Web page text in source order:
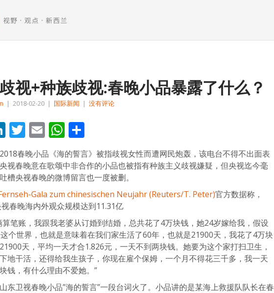
视+种族歧视:春晚小品暴露了什么？
| 2018-02-20 | 国际新闻 | 没有评论
LinkedIn
Twitter
EmailWhatsApp
享
春晚小品《海的誓言》被指歧视女性而遭网民炮轰，该电台不得不出面表
视春晚意在歌颂中非合作的小品也被指有种族主义歧视嫌疑，但央视迄今毫
槽央视春晚的微博留言也一度被删。
官方数据称，
春晚海内外观众规模达到11.31亿
算笔账，我跟我老婆从订婚到结婚，总共花了4万块钱，她24岁嫁给我，假设
个世界，也就是意味着在我们家生活了60年，也就是21900天，我花了4万块
天，平均一天才合1.826元，一天不到两块钱。她要为这个家打扫卫生，
地干活，还得给我生孩子，你现在雇个保姆，一个月不得花三千多，我一天
钱，有什么理由不爱她。”
东卫视春晚小品”海的誓言”一段台词火了。小品讲的是某海上救援队队长在春